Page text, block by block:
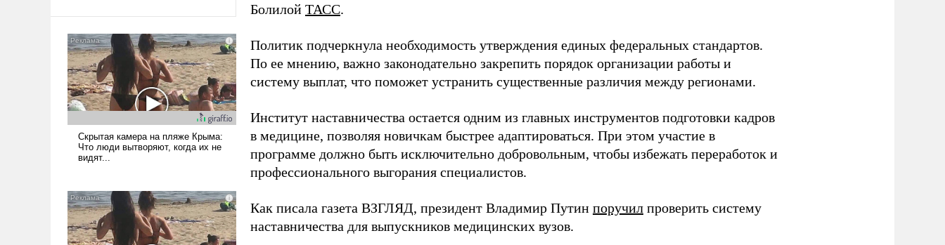
Болилой ТАСС.
Политик подчеркнула необходимость утверждения единых федеральных стандартов.
По ее мнению, важно законодательно закрепить порядок организации работы и
систему выплат, что поможет устранить существенные различия между регионами.
Институт наставничества остается одним из главных инструментов подготовки кадров
в медицине, позволяя новичкам быстрее адаптироваться. При этом участие в
программе должно быть исключительно добровольным, чтобы избежать переработок и
профессионального выгорания специалистов.
Как писала газета ВЗГЛЯД, президент Владимир Путин поручил проверить систему
наставничества для выпускников медицинских вузов.